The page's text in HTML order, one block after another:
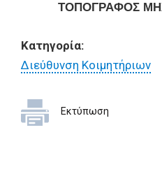
ΤΟΠΟΓΡΑΦΟΣ
Κατηγορία:
Διεύθυνση Κοιμητήριων
Εκτύπωση